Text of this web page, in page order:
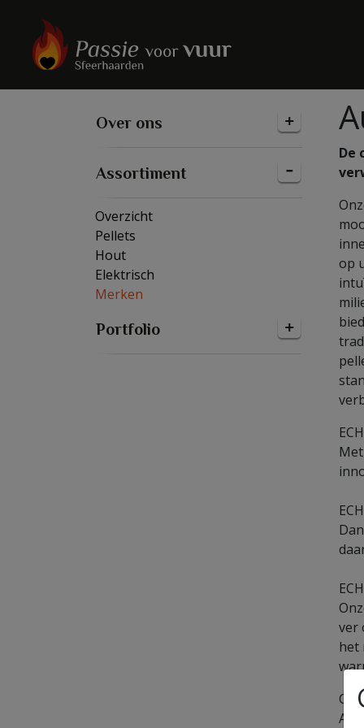
Over ons
Assortiment
Overzicht
Pellets
Hout
Elektrisch
Merken
Portfolio
De
op
ver
het